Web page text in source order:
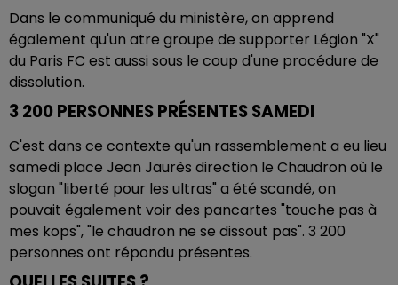
Dans le communiqué du ministère, on apprend
également qu'un atre groupe de supporter Légion "X"
du Paris FC est aussi sous le coup d'une procédure de
dissolution.
3 200 PERSONNES PRÉSENTES SAMEDI
C'est dans ce contexte qu'un rassemblement a eu lieu
samedi place Jean Jaurès direction le Chaudron où le
slogan "liberté pour les ultras" a été scandé, on
pouvait également voir des pancartes "touche pas à
mes kops", "le chaudron ne se dissout pas". 3 200
personnes ont répondu présentes.